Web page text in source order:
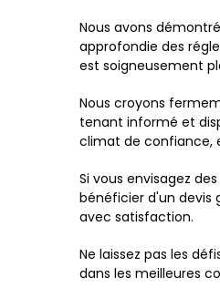
Nous avons
approfondie des
est soigneusement
Nous croyons
tenant informé et
climat de confiance,
Si vous envisagez
bénéficier d'un devis
avec satisfaction.
Ne laissez pas les
dans les meilleures